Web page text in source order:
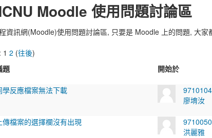
Moodle 使用問題討論區
資訊網(Moodle)使用問題討論區, 只要是 Moodle 上的問題, 大家
1 2 (往後)
題
開始於
學反應檔案無法下載
廖堉汝
傳檔案的選擇欄沒有出現
洪麗雅